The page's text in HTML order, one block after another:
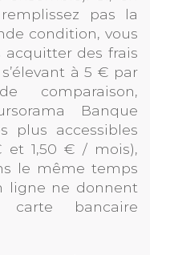
pas la
condition, vous
acquitter des frais
à 5 € par
Banque
plus accessibles
et 1,50 € / mois),
le même temps
ligne ne donnent
bancaire